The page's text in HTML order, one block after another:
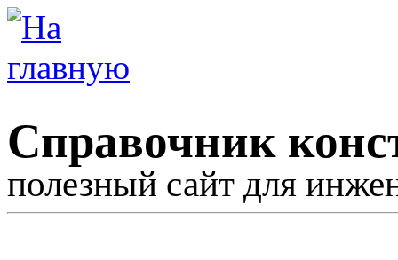
Справочник
полезный сайт для